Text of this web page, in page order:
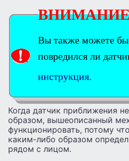
Вы также можете
повредился ли
инструкция.
Когда датчик приближения
образом, вышеописанный
функционировать, потому
каким-либо образом
рядом с лицом.